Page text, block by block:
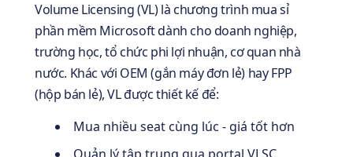
Volume Licensing (VL) là chương trình mua sỉ
phần mềm Microsoft dành cho doanh nghiệp,
trường học, tổ chức phi lợi nhuận, cơ quan nhà
nước. Khác với OEM (gắn máy đơn lẻ) hay FPP
(hộp bán lẻ), VL được thiết kế để:
Mua nhiều seat cùng lúc - giá tốt hơn